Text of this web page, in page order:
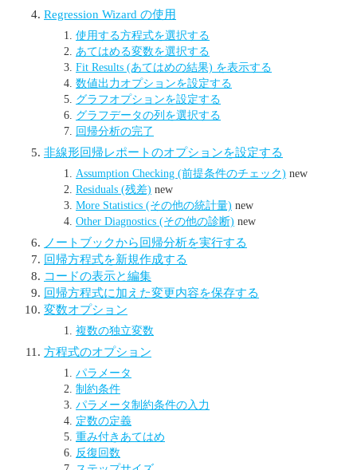
Regression Wizard の使用
使用する方程式を選択する
あてはめる変数を選択する
Fit Results (あてはめの結果) を表示する
数値出力オプションを設定する
グラフオプションを設定する
グラフデータの列を選択する
回帰分析の完了
非線形回帰レポートのオプションを設定する
Assumption Checking (前提条件のチェック) new
Residuals (残差) new
More Statistics (その他の統計量) new
Other Diagnostics (その他の診断) new
ノートブックから回帰分析を実行する
回帰方程式を新規作成する
コードの表示と編集
回帰方程式に加えた変更内容を保存する
変数オプション
複数の独立変数
方程式のオプション
パラメータ
制約条件
パラメータ制約条件の入力
定数の定義
重み付きあてはめ
反復回数